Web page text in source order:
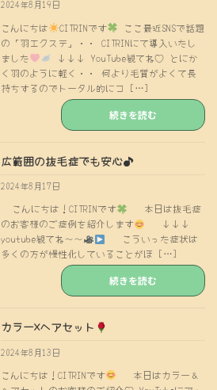
2024年8月19日
こんにちは CITRINです
ここ最近SNSで話題
の「羽エクステ」・・ CITRINにて導入いたし
ました
↓↓↓ YouTube観てね♡ とにか
く羽のように軽く・・ 何より毛質がよくて長
持ちするのでトータル的にコ […]
続きを読む
広範囲の抜毛症でも安心♪
2024年8月17日
こんにちは！CITRINです
本日は抜毛症
のお客様のご症例を紹介します
↓↓↓
youtube観てね〜〜
こういった症状は
多くの方が慢性化していることがほ […]
続きを読む
カラー×ヘアセット
2024年8月13日
こんにちは！CITRINです
本日はカラー＆